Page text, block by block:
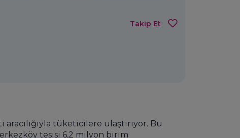
Takip Et
tüketicilere ulaştırıyor. Bu
tesisi 6,2 milyon birim